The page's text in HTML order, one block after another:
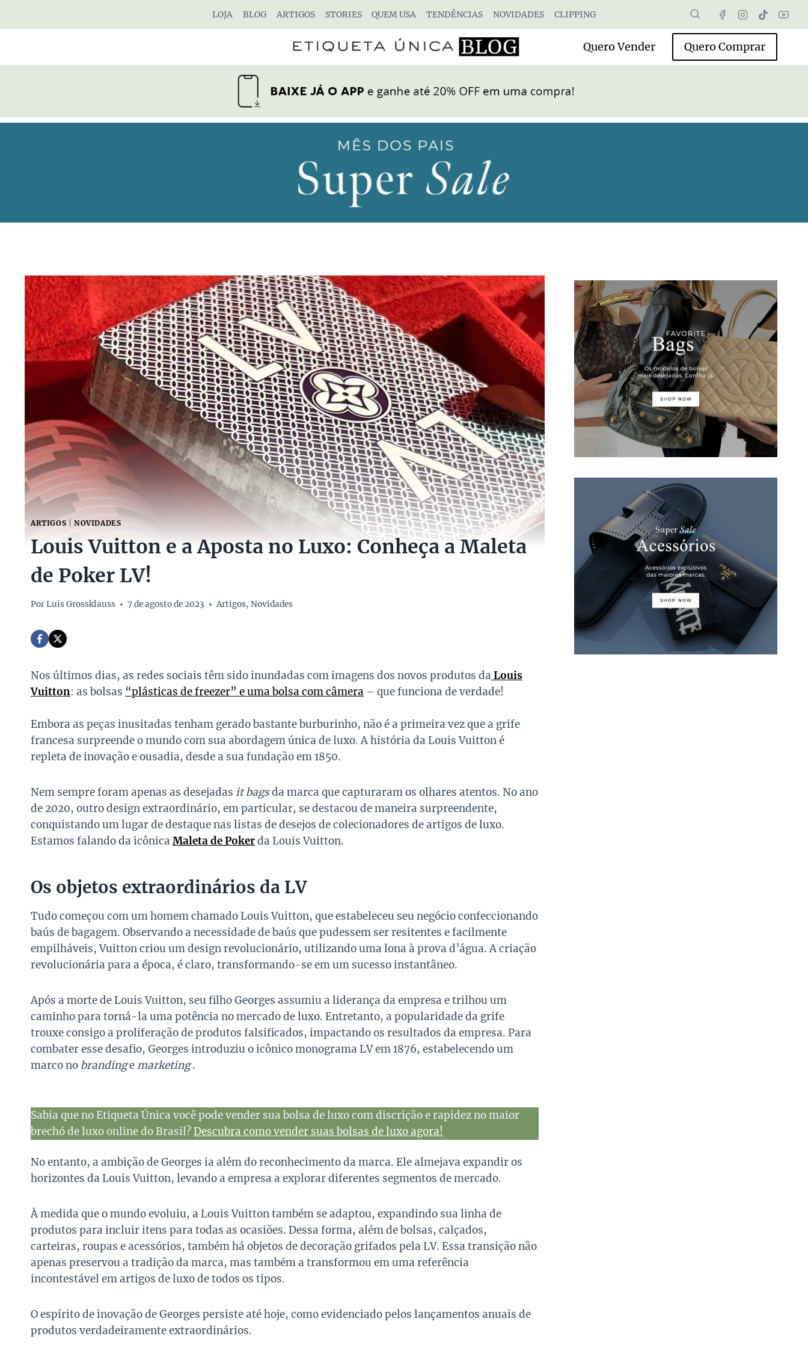
LOJA BLOG ARTIGOS STORIES QUEM USA TENDÊNCIAS NOVIDADES CLIPPING
Quero Vender Quero Comprar
ARTIGOS NOVIDADES
Louis Vuitton e a Aposta no Luxo: Conheça a Maleta
de Poker LV!
PorLuis Grossklauss 7 de agosto de 2023 Artigos,Novidades
Nos últimos dias, as redes sociais têm sido inundadas com imagens dos novos produtos da Louis
Vuitton: as bolsas “plásticas de freezer” e uma bolsa com câmera – que funciona de verdade!
Embora as peças inusitadas tenham gerado bastante burburinho, não é a primeira vez que a grife
francesa surpreende o mundo com sua abordagem única de luxo. A história da Louis Vuitton é
repleta de inovação e ousadia, desde a sua fundação em 1850.
Nem sempre foram apenas as desejadas it bagsda marca que capturaram os olhares atentos. No ano
de 2020, outro design extraordinário, em particular, se destacou de maneira surpreendente,
conquistando um lugar de destaque nas listas de desejos de colecionadores de artigos de luxo.
Estamos falando da icônica Maleta de Pokerda Louis Vuitton.
Os objetos extraordinários da LV
Tudo começou com um homem chamado Louis Vuitton, que estabeleceu seu negócio confeccionando
baús de bagagem. Observando a necessidade de baús que pudessem ser resitentes e facilmente
empilháveis, Vuitton criou um design revolucionário, utilizando uma lona à prova d’água. A criação
revolucionária para a época, é claro, transformando-se em um sucesso instantâneo.
Após a morte de Louis Vuitton, seu filho Georges assumiu a liderança da empresa e trilhou um
caminho para torná-la uma potência no mercado de luxo. Entretanto, a popularidade da grife
trouxe consigo a proliferação de produtos falsificados, impactando os resultados da empresa. Para
combater esse desafio, Georges introduziu o icônico monograma LV em 1876, estabelecendo um
marco no brandingemarketing.
Sabia que no Etiqueta Única você pode vender sua bolsa de luxo com discrição e rapidez no maior
brechó de luxo online do Brasil?Descubra como vender suas bolsas de luxo agora!
No entanto, a ambição de Georges ia além do reconhecimento da marca. Ele almejava expandir os
horizontes da Louis Vuitton, levando a empresa a explorar diferentes segmentos de mercado.
À medida que o mundo evoluiu, a Louis Vuitton também se adaptou, expandindo sua linha de
produtos para incluir itens para todas as ocasiões. Dessa forma, além de bolsas, calçados,
carteiras, roupas e acessórios, também há objetos de decoração grifados pela LV. Essa transição não
apenas preservou a tradição da marca, mas também a transformou em uma referência
incontestável em artigos de luxo de todos os tipos.
O espírito de inovação de Georges persiste até hoje, como evidenciado pelos lançamentos anuais de
produtos verdadeiramente extraordinários.